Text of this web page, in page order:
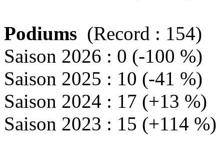
Podiums (Record : 154)
Saison 2026 : 0 (-100 %)
Saison 2025 : 10 (-41 %)
Saison 2024 : 17 (+13 %)
Saison 2023 : 15 (+114 %)